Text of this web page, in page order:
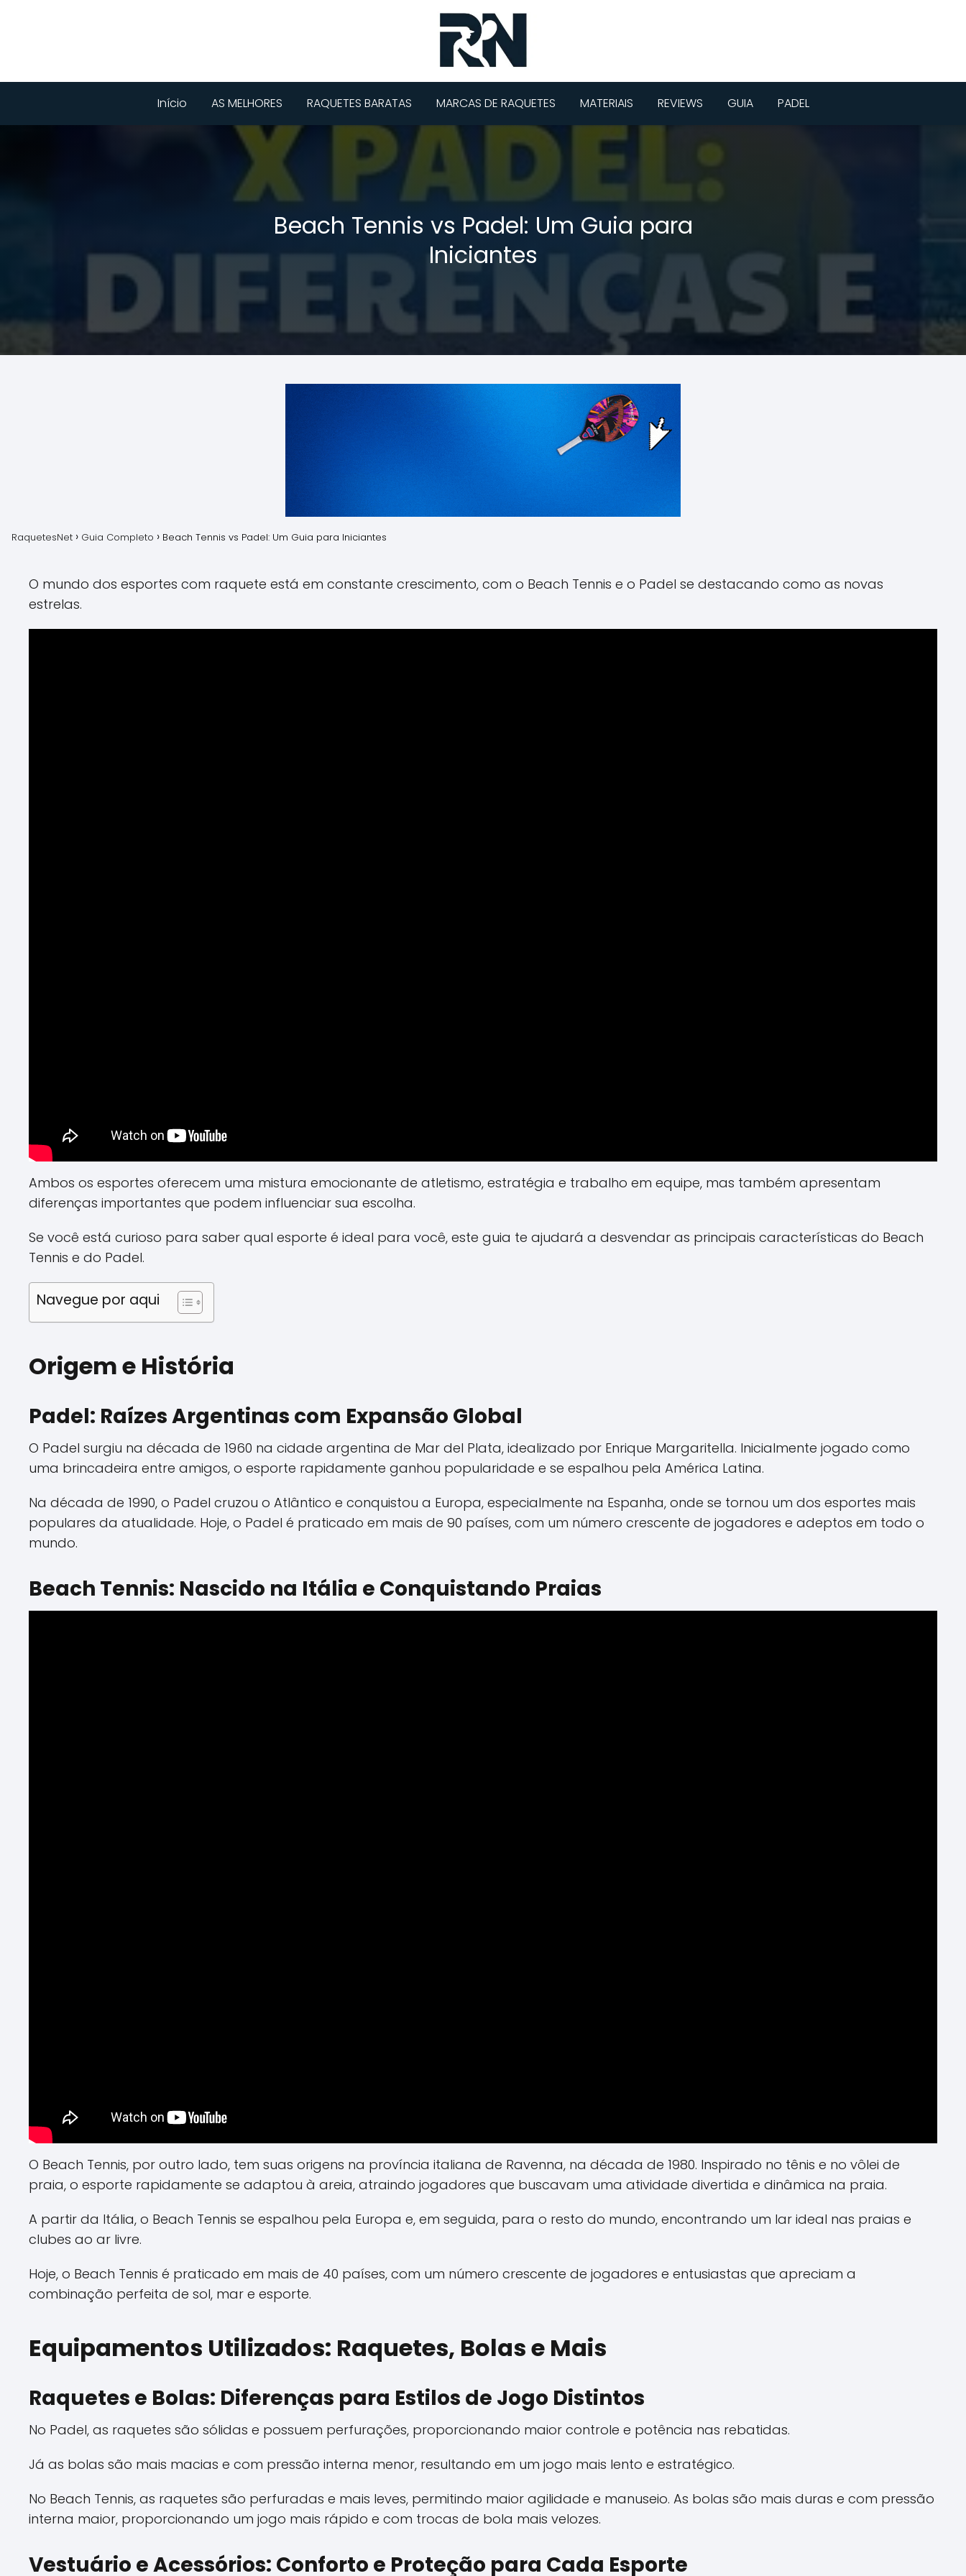
Início AS MELHORES RAQUETES BARATAS MARCAS DE RAQUETES MATERIAIS REVIEWS GUIA PADEL
Beach Tennis vs Padel: Um Guia para
Iniciantes
RaquetesNet Guia Completo Beach Tennis vs Padel: Um Guia para Iniciantes
O mundo dos esportes com raquete está em constante crescimento, com o Beach Tennis e o Padel se destacando como as novas
estrelas.
Ambos os esportes oferecem uma mistura emocionante de atletismo, estratégia e trabalho em equipe, mas também apresentam
diferenças importantes que podem influenciar sua escolha.
Se você está curioso para saber qual esporte é ideal para você, este guia te ajudará a desvendar as principais características do Beach
Tennis e do Padel.
Navegue por aqui
Origem e História
Padel: Raízes Argentinas com Expansão Global
O Padel surgiu na década de 1960 na cidade argentina de Mar del Plata, idealizado por Enrique Margaritella. Inicialmente jogado como
uma brincadeira entre amigos, o esporte rapidamente ganhou popularidade e se espalhou pela América Latina.
Na década de 1990, o Padel cruzou o Atlântico e conquistou a Europa, especialmente na Espanha, onde se tornou um dos esportes mais
populares da atualidade. Hoje, o Padel é praticado em mais de 90 países, com um número crescente de jogadores e adeptos em todo o
mundo.
Beach Tennis: Nascido na Itália e Conquistando Praias
O Beach Tennis, por outro lado, tem suas origens na província italiana de Ravenna, na década de 1980. Inspirado no tênis e no vôlei de
praia, o esporte rapidamente se adaptou à areia, atraindo jogadores que buscavam uma atividade divertida e dinâmica na praia.
A partir da Itália, o Beach Tennis se espalhou pela Europa e, em seguida, para o resto do mundo, encontrando um lar ideal nas praias e
clubes ao ar livre.
Hoje, o Beach Tennis é praticado em mais de 40 países, com um número crescente de jogadores e entusiastas que apreciam a
combinação perfeita de sol, mar e esporte.
Equipamentos Utilizados: Raquetes, Bolas e Mais
Raquetes e Bolas: Diferenças para Estilos de Jogo Distintos
No Padel, as raquetes são sólidas e possuem perfurações, proporcionando maior controle e potência nas rebatidas.
Já as bolas são mais macias e com pressão interna menor, resultando em um jogo mais lento e estratégico.
No Beach Tennis, as raquetes são perfuradas e mais leves, permitindo maior agilidade e manuseio. As bolas são mais duras e com pressão
interna maior, proporcionando um jogo mais rápido e com trocas de bola mais velozes.
Vestuário e Acessórios: Conforto e Proteção para Cada Esporte